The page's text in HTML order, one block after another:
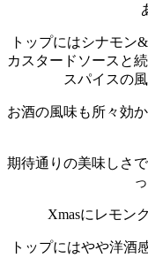
トップにはシナモン
カスタードソースと
スパイスの
お酒の風味も所々効
期待通りの美味しさ
Xmasにレモン
トップにはやや洋酒